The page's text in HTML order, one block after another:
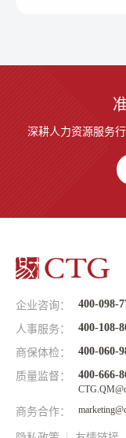
深耕人力资源服务
企业咨询： 400-098-
人事服务： 400-108-
商保体检： 400-060-
质量监督： 400-666-
商务合作：